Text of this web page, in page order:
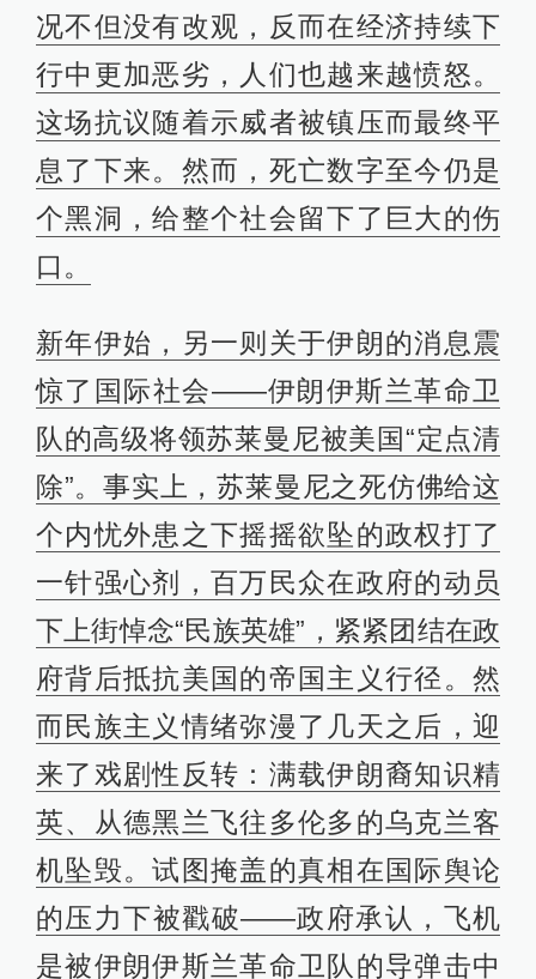
况不但没有改观，反而在经济持续下
行中更加恶劣，人们也越来越愤怒。
这场抗议随着示威者被镇压而最终平
息了下来。然而，死亡数字至今仍是
个黑洞，给整个社会留下了巨大的伤
口。
新年伊始，另一则关于伊朗的消息震
惊了国际社会——伊朗伊斯兰革命卫
队的高级将领苏莱曼尼被美国“定点清
除”。事实上，苏莱曼尼之死仿佛给这
个内忧外患之下摇摇欲坠的政权打了
一针强心剂，百万民众在政府的动员
下上街悼念“民族英雄”，紧紧团结在政
府背后抵抗美国的帝国主义行径。然
而民族主义情绪弥漫了几天之后，迎
来了戏剧性反转：满载伊朗裔知识精
英、从德黑兰飞往多伦多的乌克兰客
机坠毁。试图掩盖的真相在国际舆论
的压力下被戳破——政府承认，飞机
是被伊朗伊斯兰革命卫队的导弹击中